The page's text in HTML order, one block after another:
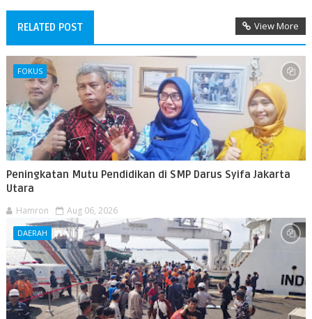
RELATED POST View More
FOKUS
Peningkatan Mutu Pendidikan di SMP Darus Syifa Jakarta
Utara
Hamron Aug 06, 2026
DAERAH